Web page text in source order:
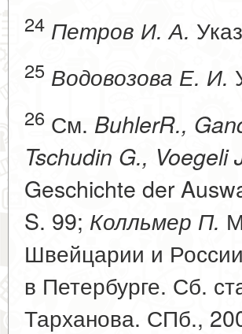
24 Петров И. А.
25 Водовозова Е. И.
26 См. BuhlerR.,
Tschudin G., Voegeli
Geschichte der
S. 99; Колльмер П.
Швейцарии и
в Петербурге. Сб.
Тарханова. СПб.,